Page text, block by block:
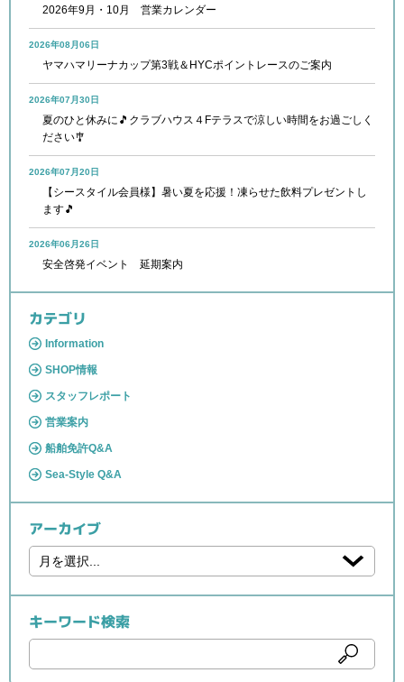
2026年9月・10月 営業カレンダー
2026年08月06日
ヤマハマリーナカップ第3戦＆HYCポイントレースのご案内
2026年07月30日
夏のひと休みに🎵クラブハウス４Fテラスで涼しい時間をお過ごしく
ださい🎐
2026年07月20日
【シースタイル会員様】暑い夏を応援！凍らせた飲料プレゼントし
ます🎵
2026年06月26日
安全啓発イベント 延期案内
カテゴリ
Information
SHOP情報
スタッフレポート
営業案内
船舶免許Q&A
Sea-Style Q&A
アーカイブ
キーワード検索